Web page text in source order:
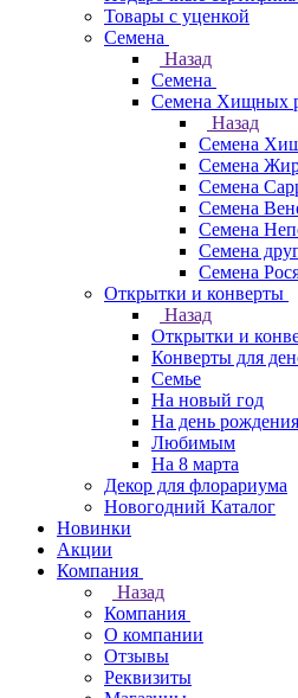
Товары с уценкой
Семена
Назад
Семена
Семена Хищных
Назад
Семена
Семена
Семена
Семена
Семена
Семена
Семена
Открытки и конверты
Назад
Открытки и
Конверты для
Семье
На новый год
На день рождения
Любимым
На 8 марта
Декор для флорариума
Новогодний Каталог
Новинки
Акции
Компания
Назад
Компания
О компании
Отзывы
Реквизиты